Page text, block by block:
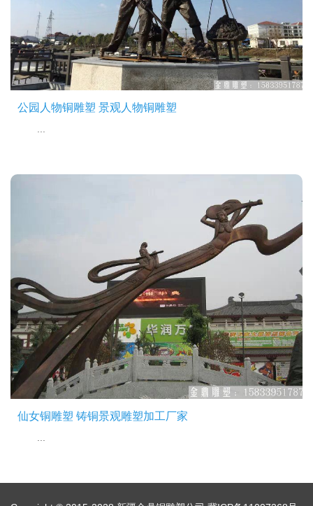
公园人物铜雕塑 景观人物铜雕塑
仙女铜雕塑 铸铜景观雕塑加工厂家
...